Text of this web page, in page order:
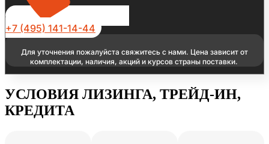
+7 (495) 141-14-44
Для уточнения пожалуйста свяжитесь с нами. Цена зависит от
комплектации, наличия, акций и курсов страны поставки.
УСЛОВИЯ ЛИЗИНГА, ТРЕЙД-ИН,
КРЕДИТА